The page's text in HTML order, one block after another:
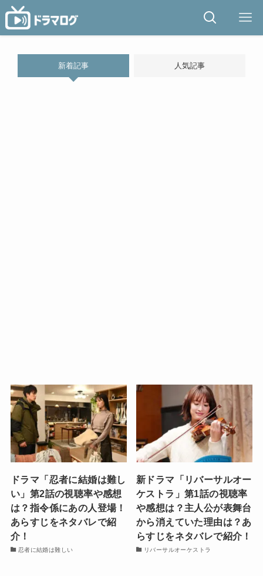
新着記事 人気記事
ドラマ「忍者に結婚は難し
い」第2話の視聴率や感想
は？指令係にあの人登場！
あらすじをネタバレで紹
介！
忍者に結婚は難しい
新ドラマ「リバーサルオー
ケストラ」第1話の視聴率
や感想は？主人公が表舞台
から消えていた理由は？あ
らすじをネタバレで紹介！
リバーサルオーケストラ